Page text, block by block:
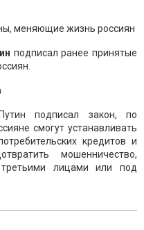
подписал ранее принятые
подписал закон, по
смогут устанавливать
кредитов и
мошенничество,
лицами или под